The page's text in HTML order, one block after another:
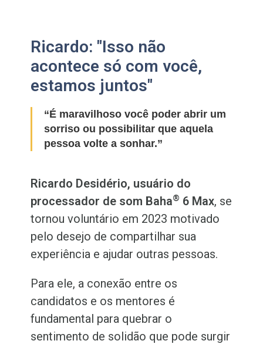
Ricardo: "Isso não
acontece só com você,
estamos juntos"
“É maravilhoso você poder abrir um
sorriso ou possibilitar que aquela
pessoa volte a sonhar.”
Ricardo Desidério, usuário do
processador de som Baha® 6 Max, se
tornou voluntário em 2023 motivado
pelo desejo de compartilhar sua
experiência e ajudar outras pessoas.
Para ele, a conexão entre os
candidatos e os mentores é
fundamental para quebrar o
sentimento de solidão que pode surgir